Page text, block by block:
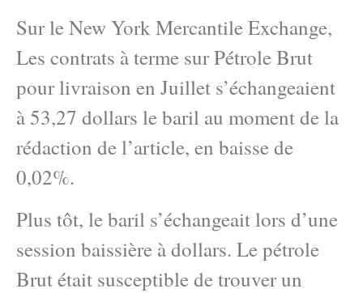
Sur le New York Mercantile Exchange,
Les contrats à terme sur Pétrole Brut
pour livraison en Juillet s’échangeaient
à 53,27 dollars le baril au moment de la
rédaction de l’article, en baisse de
0,02%.
Plus tôt, le baril s’échangeait lors d’une
session baissière à dollars. Le pétrole
Brut était susceptible de trouver un